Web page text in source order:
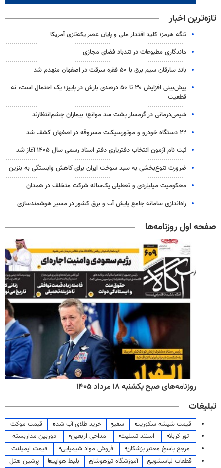
تازه‌ترین اخبار
تنگه هرمز؛ کلید اقتدار ملی و پایان عصر یکه‌تازی آمریکا
ماندگاری مطبوعات در تندباد فضای مجازی
باند سارقان سیم برق با ۵۰ فقره سرقت در اصفهان منهدم شد
پیش‌بینی افزایش ۳۰ تا ۵۰ درصدی بارش در پاییز؛ یک احتمال است، نه
قطعیت
شیمی‌درمانی در گرمسار پشت سد موانع؛ بیماران چشم‌انتظارند
۲۲ دستگاه خودرو و موتورسیکلت مسروقه در اصفهان کشف شد
ثبت نام آزمون انتخاب دفتریاری دفتر اسناد رسمی سال ۱۴۰۵ آغاز شد
ضرورت تنوع‌بخشی به سبد سوخت ایران برای کاهش وابستگی به بنزین
محکومیت میلیاردی و تعطیلی یک‌ساله شرکت متخلف در همدان
راه‌اندازی سامانه جامع پایش آب و برق کشور در مسیر هوشمندسازی
صفحه اول روزنامه‌ها
روزنامه‌های صبح یکشنبه ۱۸ مرداد ۱۴۰۵
تبلیغات
قیمت شیشه سکوریت سفیر خرید طلای آب شده
قیمت موکت
تور کربلا
استند تسلیت مداحی اربعین
دوربین مداربسته
مرجع پاسخ معتبر پزشکان
فروش مواد شیمیایی
قیمت ایمپلنت
قطعات لباسشویی
آموزشگاه تیزهوشان بلیط هواپیما
پرشین هتل